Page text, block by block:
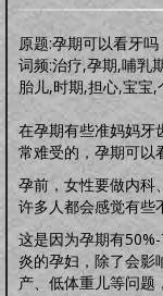
技能职场 婚恋家庭 人
道学五术
道学卜算术 道学命理术
道学医术
中药常识 中药方剂
道医药茶
人间万象
综合动态 书画播报 文
往事旧闻
动态公告 往事旧闻
婴童架构
新生婴儿 零壹岁婴儿
原题:孕期可以看牙
词频:治疗,孕期,哺乳
胎儿,时期,担心,宝宝
在孕期有些准妈妈牙
常难受的，孕期可以
孕前，女性要做内科
许多人都会感觉有些
这是因为孕期有
炎的孕妇，除了会影
产、低体重儿等问题